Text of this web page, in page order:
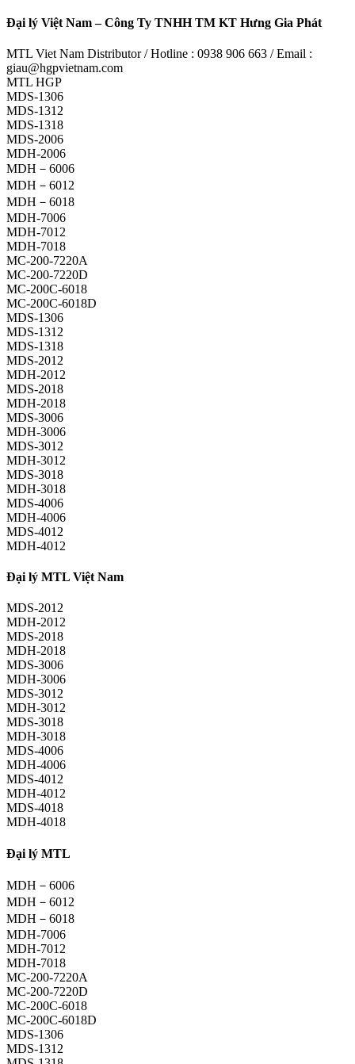
Đại lý Việt Nam – Công Ty TNHH TM KT Hưng Gia Phát
MTL Viet Nam Distributor / Hotline : 0938 906 663 / Email :
giau@hgpvietnam.com
MTL HGP
MDS-1306
MDS-1312
MDS-1318
MDS-2006
MDH-2006
MDH－6006
MDH－6012
MDH－6018
MDH-7006
MDH-7012
MDH-7018
MC-200-7220A
MC-200-7220D
MC-200C-6018
MC-200C-6018D
MDS-1306
MDS-1312
MDS-1318
MDS-2012
MDH-2012
MDS-2018
MDH-2018
MDS-3006
MDH-3006
MDS-3012
MDH-3012
MDS-3018
MDH-3018
MDS-4006
MDH-4006
MDS-4012
MDH-4012
Đại lý MTL Việt Nam
MDS-2012
MDH-2012
MDS-2018
MDH-2018
MDS-3006
MDH-3006
MDS-3012
MDH-3012
MDS-3018
MDH-3018
MDS-4006
MDH-4006
MDS-4012
MDH-4012
MDS-4018
MDH-4018
Đại lý MTL
MDH－6006
MDH－6012
MDH－6018
MDH-7006
MDH-7012
MDH-7018
MC-200-7220A
MC-200-7220D
MC-200C-6018
MC-200C-6018D
MDS-1306
MDS-1312